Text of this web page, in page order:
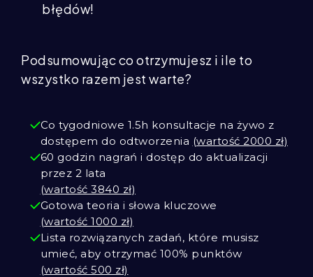
błędów!
Podsumowując co otrzymujesz i ile to
wszystko razem jest warte?
Co tygodniowe 1.5h konsultacje na żywo z
dostępem do odtworzenia (wartość 2000 zł)
60 godzin nagrań i dostęp do aktualizacji
przez 2 lata
(wartość 3840 zł)
Gotowa teoria i słowa kluczowe
(wartość 1000 zł)
Lista rozwiązanych zadań, które musisz
umieć, aby otrzymać 100% punktów
(wartość 500 zł)